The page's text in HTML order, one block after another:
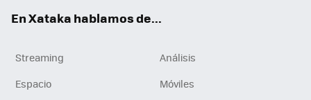
En Xataka hablamos de...
Streaming
Análisis
Espacio
Móviles